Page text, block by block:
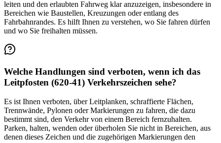
leiten und den erlaubten Fahrweg klar anzuzeigen, insbesondere in
Bereichen wie Baustellen, Kreuzungen oder entlang des
Fahrbahnrandes. Es hilft Ihnen zu verstehen, wo Sie fahren dürfen
und wo Sie freihalten müssen.
Welche Handlungen sind verboten, wenn ich das
Leitpfosten (620-41) Verkehrszeichen sehe?
Es ist Ihnen verboten, über Leitplanken, schraffierte Flächen,
Trennwände, Pylonen oder Markierungen zu fahren, die dazu
bestimmt sind, den Verkehr von einem Bereich fernzuhalten.
Parken, halten, wenden oder überholen Sie nicht in Bereichen, aus
denen dieses Zeichen und die zugehörigen Markierungen den